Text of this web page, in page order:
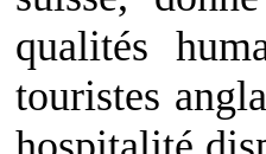
qualités
touristes